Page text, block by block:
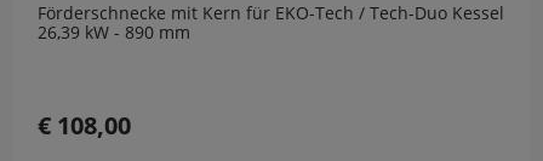
Förderschnecke mit Kern für EKO-Tech / Tech-Duo Kessel
26,39 kW - 890 mm
€ 108,00